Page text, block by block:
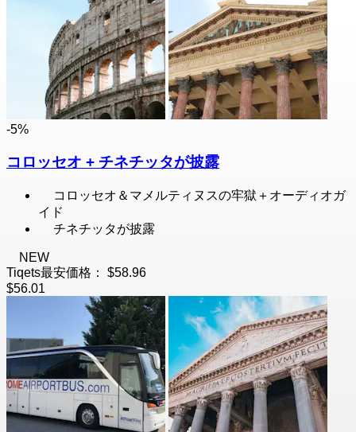
-5%
コロッセオ + チネチッタが披露
コロッセオ＆マメルティヌスの牢獄＋オーディオガ
イド
チネチッタが披露
NEW
Tiqets最安価格：
$58.96
$56.01